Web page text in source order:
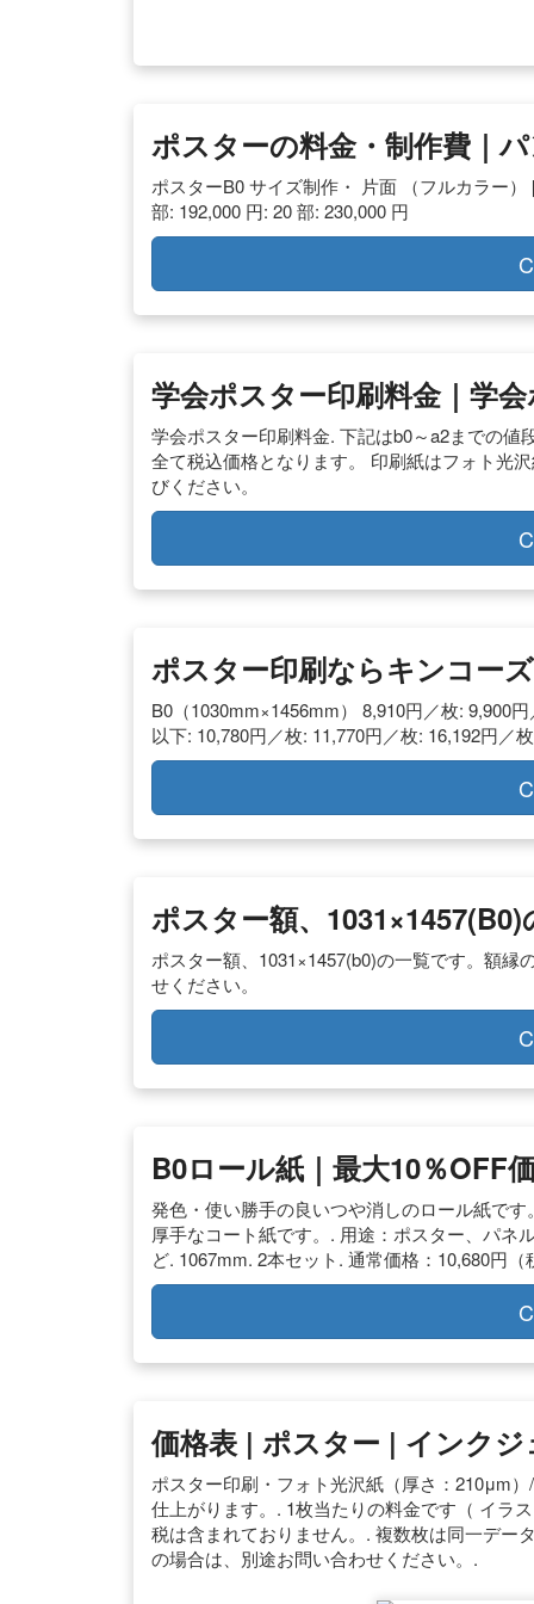
ポスターの料金・制作費｜
ポスターB0 サイズ制作・ 片面 （フルカラー
部: 192,000 円: 20 部: 230,000 円
学会ポスター印刷料金｜学
学会ポスター印刷料金. 下記はb0～a2までの
全て税込価格となります。 印刷紙はフォト光
びください。
ポスター印刷ならキンコー
B0（1030mm×1456mm） 8,910円／枚: 9,900
以下: 10,780円／枚: 11,770円／枚: 16,192円／
ポスター額、
ポスター額、1031×1457(b0)の一覧です。額
せください。
B0ロール紙｜最大10％OFF
発色・使い勝手の良いつや消しのロール紙で
厚手なコート紙です。. 用途：ポスター、パネ
ど. 1067mm. 2本セット. 通常価格：10,680円
価格表 | ポスター | インク
ポスター印刷・フォト光沢紙（厚さ：210μm
仕上がります。. 1枚当たりの料金です（ イラ
税は含まれておりません。. 複数枚は同一デー
の場合は、別途お問い合わせください。.